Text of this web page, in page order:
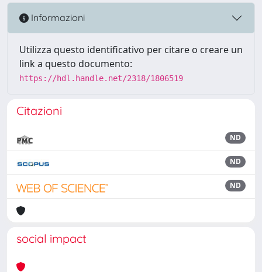
Informazioni
Utilizza questo identificativo per citare o creare un
link a questo documento:
https://hdl.handle.net/2318/1806519
Citazioni
ND
ND
ND
social impact